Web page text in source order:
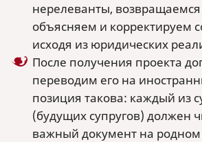
нерелеванты, возвращаемся
объясняем и корректируем
исходя из юридических
После получения проекта
переводим его на
позиция такова: каждый из
(будущих супругов) должен
важный документ на родном